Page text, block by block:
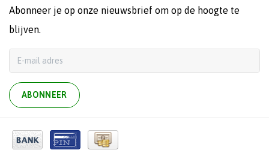
Abonneer je op onze nieuwsbrief om op de hoogte te
blijven.
ABONNEER